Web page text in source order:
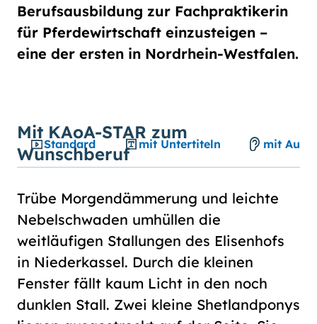
Kontrast
normal
hoch
Berufsausbildung zur Fachpraktikerin
für Pferdewirtschaft einzusteigen –
eine der ersten in Nordrhein-Westfalen.
Standard mit Untertiteln mit
Mit KAoA-STAR zum
Wunschberuf
Trübe Morgendämmerung und leichte
Nebelschwaden umhüllen die
weitläufigen Stallungen des Elisenhofs
in Niederkassel. Durch die kleinen
Fenster fällt kaum Licht in den noch
dunklen Stall. Zwei kleine Shetlandponys